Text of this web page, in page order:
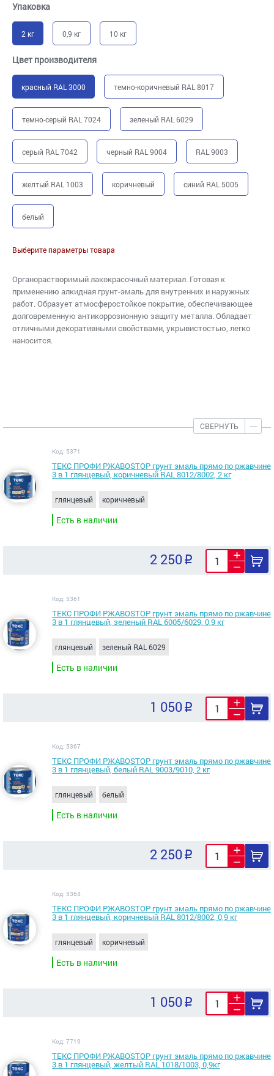
Упаковка
2 кг 0,9 кг 10 кг
Цвет производителя
красный RAL 3000 темно-коричневый RAL 8017
темно-серый RAL 7024 зеленый RAL 6029
серый RAL 7042 черный RAL 9004 RAL 9003
желтый RAL 1003 коричневый синий RAL 5005
белый
Выберите параметры товара
Органорастворимый лакокрасочный материал. Готовая к
применению алкидная грунт-эмаль для внутренних и наружных
работ. Образует атмосферостойкое покрытие, обеспечивающее
долговременную антикоррозионную защиту металла. Обладает
отличными декоративными свойствами, укрывистостью, легко
наносится.
СВЕРНУТЬ
Код: 5371
ТЕКС ПРОФИ РЖАВОSTOP грунт эмаль прямо по ржавчине
3 в 1 глянцевый, коричневый RAL 8012/8002, 2 кг
глянцевый коричневый
Есть в наличии
2 250
Код: 5361
ТЕКС ПРОФИ РЖАВОSTOP грунт эмаль прямо по ржавчине
3 в 1 глянцевый, зеленый RAL 6005/6029, 0,9 кг
глянцевый зеленый RAL 6029
Есть в наличии
1 050
Код: 5367
ТЕКС ПРОФИ РЖАВОSTOP грунт эмаль прямо по ржавчине
3 в 1 глянцевый, белый RAL 9003/9010, 2 кг
глянцевый белый
Есть в наличии
2 250
Код: 5364
ТЕКС ПРОФИ РЖАВОSTOP грунт эмаль прямо по ржавчине
3 в 1 глянцевый, коричневый RAL 8012/8002, 0,9 кг
глянцевый коричневый
Есть в наличии
1 050
Код: 7719
ТЕКС ПРОФИ РЖАВОSTOP грунт эмаль прямо по ржавчине
3 в 1 глянцевый, желтый RAL 1018/1003, 0,9кг